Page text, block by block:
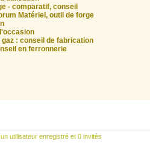
- comparatif, conseil
Matériel, outil de forge
: conseil de fabrication
en ferronnerie
utilisateur enregistré et 0 invités